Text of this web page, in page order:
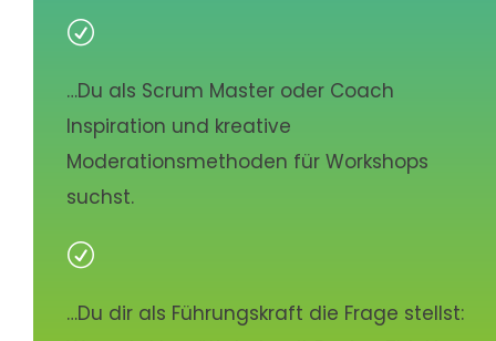
R
…Du als Scrum Master oder Coach
Inspiration und kreative
Moderationsmethoden für Workshops
suchst.
R
…Du dir als Führungskraft die Frage stellst: